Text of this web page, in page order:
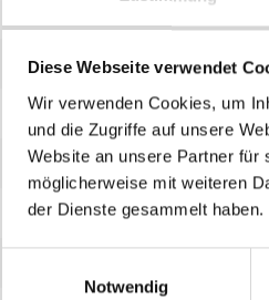
Diese Webseite verwendet
Wir verwenden Cookies, um
und die Zugriffe auf unsere
Website an unsere Partner für
möglicherweise mit weiteren
der Dienste gesammelt haben.
Notwendig
180
310